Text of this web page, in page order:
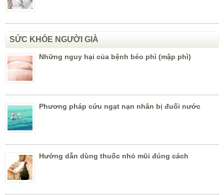
SỨC KHỎE NGƯỜI GIÀ
Những nguy hại của bệnh béo phì (mập phì)
Phương pháp cứu ngạt nạn nhân bị đuối nước
Hướng dẫn dùng thuốc nhỏ mũi đúng cách